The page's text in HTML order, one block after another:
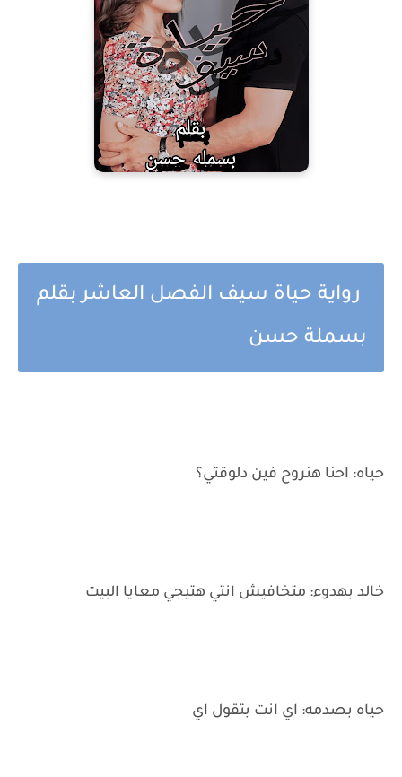
رواية حياة سيف الفصل العاشر بقلم
بسملة حسن
حياه: احنا هنروح فين دلوقتي؟
خالد بهدوء: متخافيش انتي هتيجي معايا البيت
حياه بصدمه: اي انت بتقول اي